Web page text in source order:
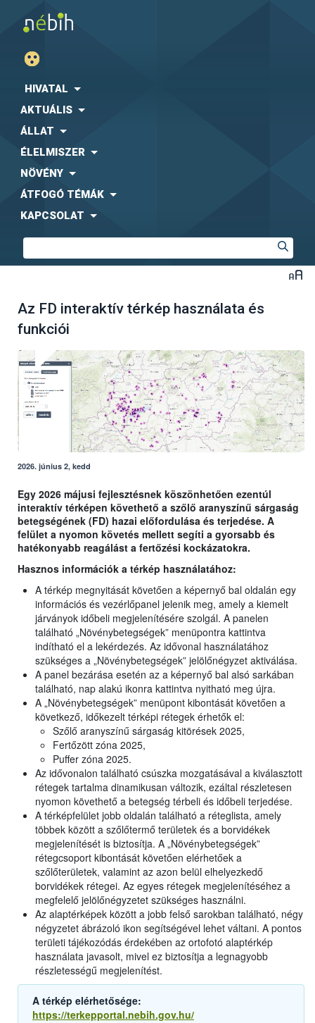
HIVATAL
AKTUÁLIS
ÁLLAT
ÉLELMISZER
NÖVÉNY
ÁTFOGÓ TÉMÁK
KAPCSOLAT
Az FD interaktív térkép használata és
funkciói
2026. június 2, kedd
Egy 2026 májusi fejlesztésnek köszönhetően ezentúl
interaktív térképen követhető a szőlő aranyszínű sárgaság
betegségének (FD) hazai előfordulása és terjedése. A
felület a nyomon követés mellett segíti a gyorsabb és
hatékonyabb reagálást a fertőzési kockázatokra.
Hasznos információk a térkép használatához:
A térkép megnyitását követően a képernyő bal oldalán egy
információs és vezérlőpanel jelenik meg, amely a kiemelt
járványok időbeli megjelenítésére szolgál. A panelen
található „Növénybetegségek” menüpontra kattintva
indítható el a lekérdezés. Az idővonal használatához
szükséges a „Növénybetegségek” jelölőnégyzet aktiválása.
A panel bezárása esetén az a képernyő bal alsó sarkában
található, nap alakú ikonra kattintva nyitható meg újra.
A „Növénybetegségek” menüpont kibontását követően a
következő, időkezelt térképi rétegek érhetők el:
Szőlő aranyszínű sárgaság kitörések 2025,
Fertőzött zóna 2025,
Puffer zóna 2025.
Az idővonalon található csúszka mozgatásával a kiválasztott
rétegek tartalma dinamikusan változik, ezáltal részletesen
nyomon követhető a betegség térbeli és időbeli terjedése.
A térképfelület jobb oldalán található a réteglista, amely
többek között a szőlőtermő területek és a borvidékek
megjelenítését is biztosítja. A „Növénybetegségek”
rétegcsoport kibontását követően elérhetőek a
szőlőterületek, valamint az azon belül elhelyezkedő
borvidékek rétegei. Az egyes rétegek megjelenítéséhez a
megfelelő jelölőnégyzetet szükséges használni.
Az alaptérképek között a jobb felső sarokban található, négy
négyzetet ábrázoló ikon segítségével lehet váltani. A pontos
területi tájékozódás érdekében az ortofotó alaptérkép
használata javasolt, mivel ez biztosítja a legnagyobb
részletességű megjelenítést.
A térkép elérhetősége:
https://terkepportal.nebih.gov.hu/